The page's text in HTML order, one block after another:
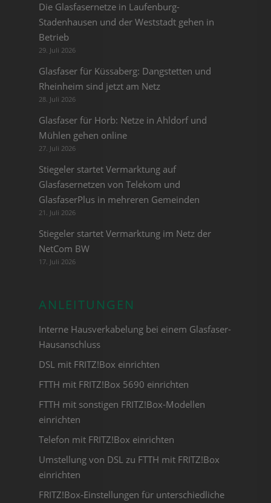
Die Glasfasernetze in Laufenburg-
Stadenhausen und der Weststadt gehen in
Betrieb
29. Juli 2026
Glasfaser für Küssaberg: Dangstetten und
Rheinheim sind jetzt am Netz
28. Juli 2026
Glasfaser für Horb: Netze in Ahldorf und
Mühlen gehen online
27. Juli 2026
Stiegeler startet Vermarktung auf
Glasfasernetzen von Telekom und
GlasfaserPlus in mehreren Gemeinden
21. Juli 2026
Stiegeler startet Vermarktung im Netz der
NetCom BW
17. Juli 2026
ANLEITUNGEN
Interne Hausverkabelung bei einem Glasfaser-
Hausanschluss
DSL mit FRITZ!Box einrichten
FTTH mit FRITZ!Box 5690 einrichten
FTTH mit sonstigen FRITZ!Box-Modellen
einrichten
Telefon mit FRITZ!Box einrichten
Umstellung von DSL zu FTTH mit FRITZ!Box
einrichten
FRITZ!Box-Einstellungen für unterschiedliche